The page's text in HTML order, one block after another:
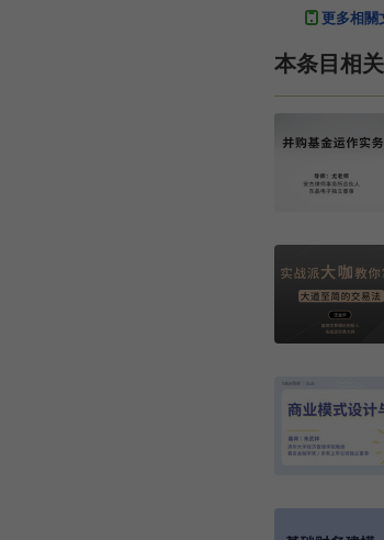
更多相關
本条目相